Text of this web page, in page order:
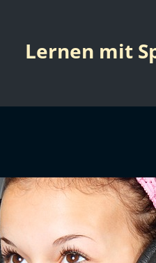
Lernen mit